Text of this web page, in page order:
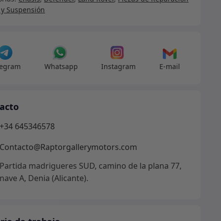
Suspensión
Whatsapp Instagram E-mail
+34 645346578
Contacto@Raptorgallerymotors.com
Partida madrigueres SUD, camino de la plana 77,
nave A, Denia (Alicante).